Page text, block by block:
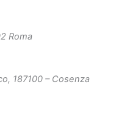
Roma
187100 – Cosenza
non è
chiarezza e